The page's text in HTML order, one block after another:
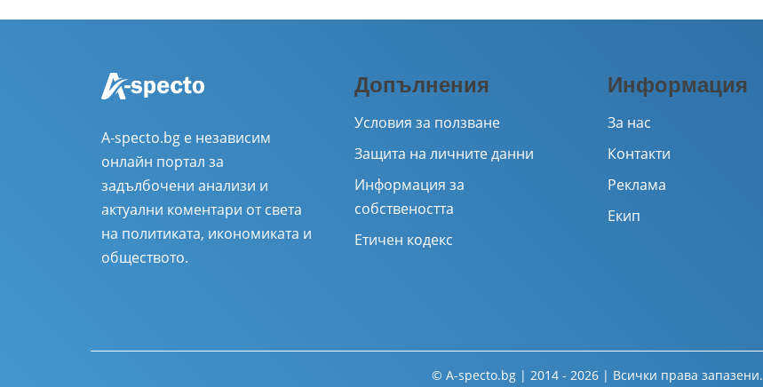
A-specto.bg е независим
онлайн портал за
задълбочени анализи и
актуални коментари от света
на политиката, икономиката и
обществото.
Допълнения
Условия за ползване
Защита на личните данни
Информация за
собствеността
Етичен кодекс
Информация
За нас
Контакти
Реклама
Екип
© A-specto.bg | 2014 - 2026 | Всички права запазени.